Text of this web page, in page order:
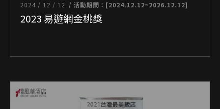
2024 / 12 / 12 / 活動期間：[2024.12.12~2026.12.12]
2023 易遊網金桃獎